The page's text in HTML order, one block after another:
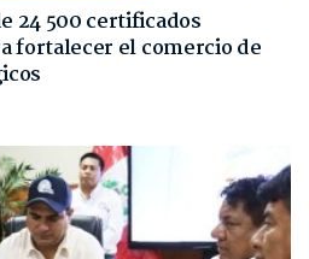
24 500 certificados
fortalecer el comercio de